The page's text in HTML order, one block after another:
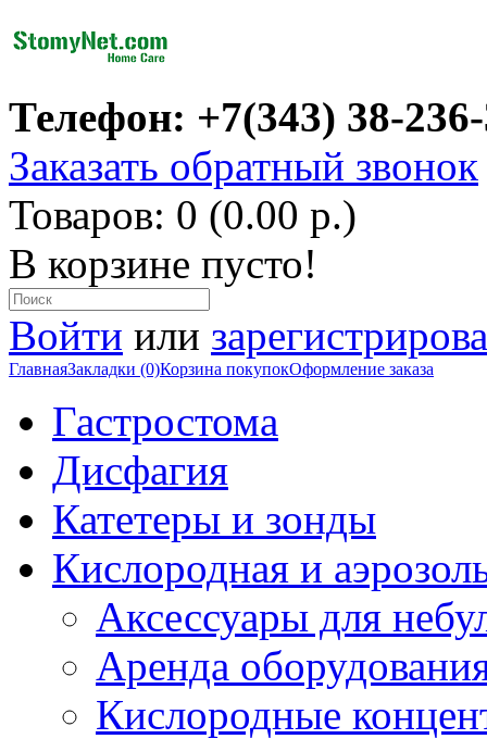
Телефон: +7(343) 38-
Заказать обратный звонок
Товаров: 0 (0.00 р.)
В корзине пусто!
Войти или
ГлавнаяЗакладки (0)Корзина покупокОформление заказа
Гастростома
Дисфагия
Катетеры и зонды
Кислородная и
Аксессуары для
Аренда
Кислородные